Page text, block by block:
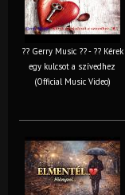
?? Gerry Music ?? - ?? Kérek
egy kulcsot a szívedhez
(Official Music Video)